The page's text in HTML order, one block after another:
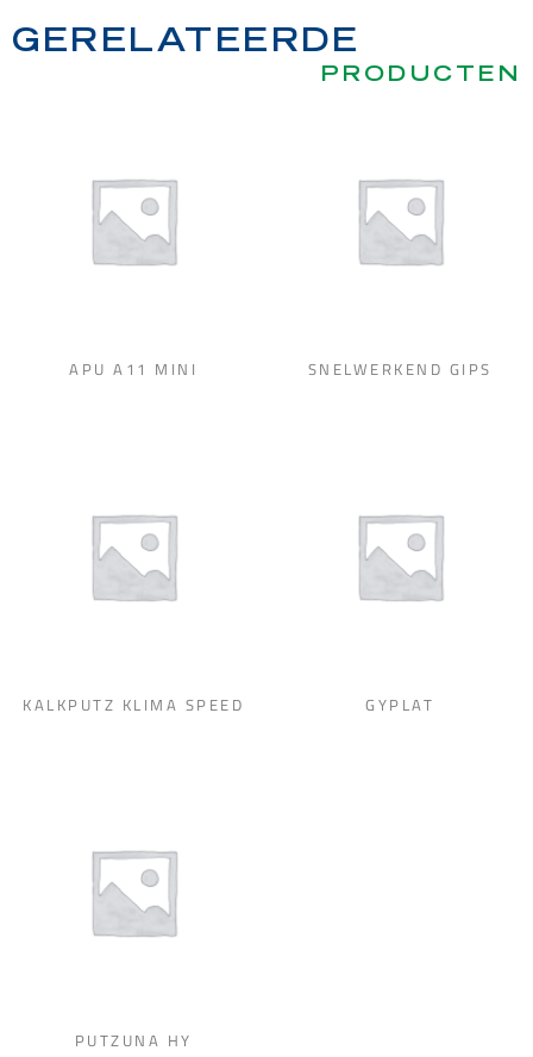
GERELATEERDE
PRODUCTEN
APU A11 MINI SNELWERKEND GIPS
KALKPUTZ KLIMA SPEED GYPLAT
PUTZUNA HY